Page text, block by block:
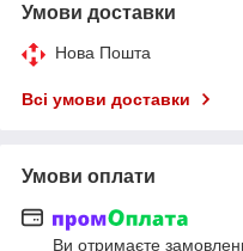
Умови доставки
Нова Пошта
Всі умови доставки
Умови оплати
Ви отримаєте